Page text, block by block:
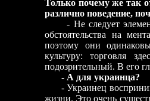
Только почему же так
различно поведение,
- Не следует
обстоятельства на
поэтому они
культуру: торговля
подозрительный. В его
- А для украинца?
- Украинец
жизни. Это очень